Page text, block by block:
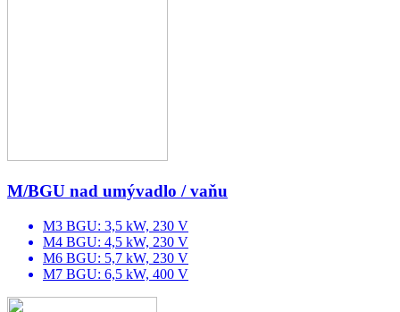
M/BGU nad umývadlo / vaňu
M3 BGU: 3,5 kW, 230 V
M4 BGU: 4,5 kW, 230 V
M6 BGU: 5,7 kW, 230 V
M7 BGU: 6,5 kW, 400 V